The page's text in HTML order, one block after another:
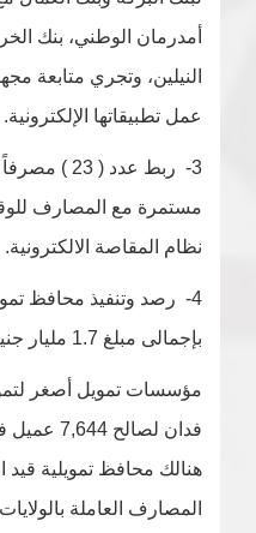
أمدرمان الوطني، بنك
النيلين، وتجري متابعة
عمل تطبيقاتها الإلكترونية.
3- ربط عدد (
مستمرة مع المصارف
نظام المقاصة الالكترونية.
4- رصد وتنفيذ محافظ
بإجمالى مبلغ 1.7 مليار جنيه بواسطة ثماني
فدان
هنالك محافظ تمويلية قيد
المصارف العاملة